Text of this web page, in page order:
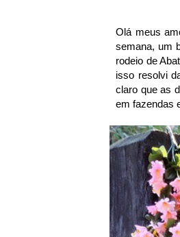
Olá meus
semana, um
rodeio de
isso resolvi
claro que as
em fazendas